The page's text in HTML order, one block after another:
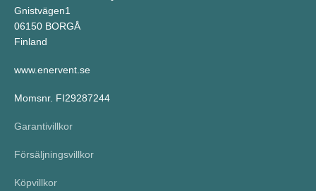
Gnistvägen1
06150 BORGÅ
Finland
www.enervent.se
Momsnr. FI29287244
Garantivillkor
Försäljningsvillkor
Köpvillkor